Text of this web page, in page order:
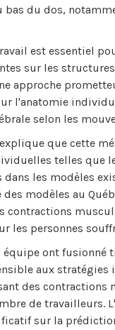
du dos,
est essentiel
sur les
approche
l'anatomie
selon les
que cette
telles que
les modèles
modèles au
contractions
les personnes
équipe ont
aux
des contractions
de travailleurs.
sur la